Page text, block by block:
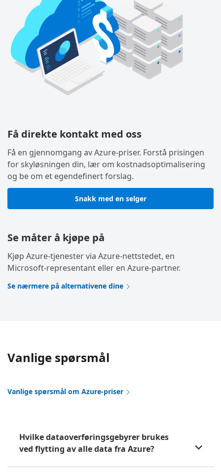
Få direkte kontakt med oss
Få en gjennomgang av Azure-priser. Forstå prisingen
for skyløsningen din, lær om kostnadsoptimalisering
og be om et egendefinert forslag.
Snakk med en selger
Se måter å kjøpe på
Kjøp Azure-tjenester via Azure-nettstedet, en
Microsoft-representant eller en Azure-partner.
Se nærmere på alternativene dine
Vanlige spørsmål
Vanlige spørsmål om Azure-priser
Hvilke dataoverføringsgebyrer brukes
ved flytting av alle data fra Azure?